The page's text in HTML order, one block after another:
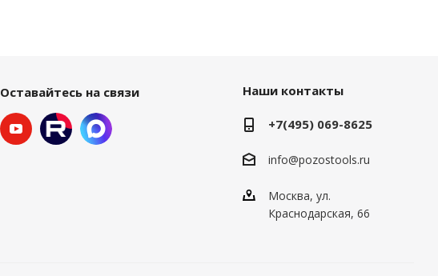
Оставайтесь на связи Наши контакты
+7(495) 069-8625
info@pozostools.ru
Москва, ул.
Краснодарская, 66